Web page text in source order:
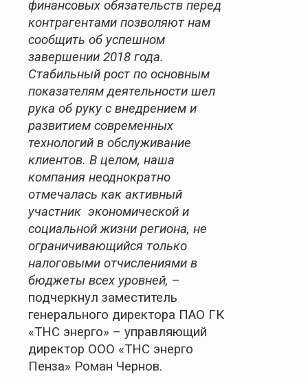
финансовых обязательств перед
контрагентами позволяют нам
сообщить об успешном
завершении 2018 года.
Стабильный рост по основным
показателям деятельности шел
рука об руку с внедрением и
развитием современных
технологий в обслуживание
клиентов. В целом, наша
компания неоднократно
отмечалась как активный
участник экономической и
социальной жизни региона, не
ограничивающийся только
налоговыми отчислениями в
бюджеты всех уровней, –
подчеркнул заместитель
генерального директора ПАО ГК
«ТНС энерго» – управляющий
директор ООО «ТНС энерго
Пенза» Роман Чернов.